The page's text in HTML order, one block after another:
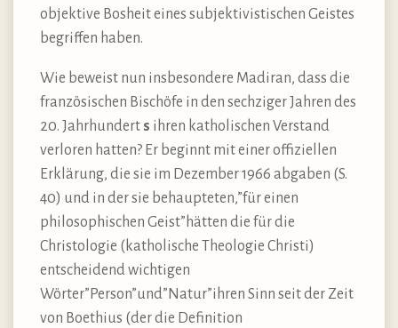
objektive Bosheit eines subjektivistischen Geistes
begriffen haben.
Wie beweist nun insbesondere Madiran, dass die
französischen Bischöfe in den sechziger Jahren des
20. Jahrhundert s ihren katholischen Verstand
verloren hatten? Er beginnt mit einer offiziellen
Erklärung, die sie im Dezember 1966 abgaben (S.
40) und in der sie behaupteten,”für einen
philosophischen Geist”hätten die für die
Christologie (katholische Theologie Christi)
entscheidend wichtigen
Wörter”Person”und”Natur”ihren Sinn seit der Zeit
von Boethius (der die Definition